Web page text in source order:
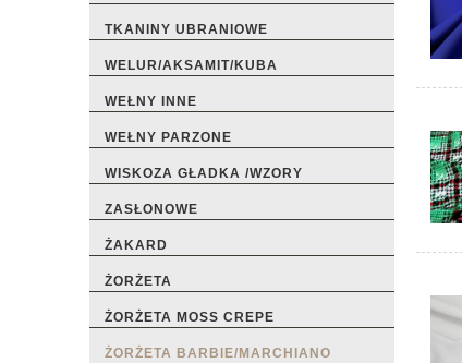
TKANINY UBRANIOWE
WELUR/AKSAMIT/KUBA
WEŁNY INNE
WEŁNY PARZONE
WISKOZA GŁADKA /WZORY
ZASŁONOWE
ŻAKARD
ŻORŻETA
ŻORŻETA MOSS CREPE
ŻORŻETA BARBIE/MARCHIANO